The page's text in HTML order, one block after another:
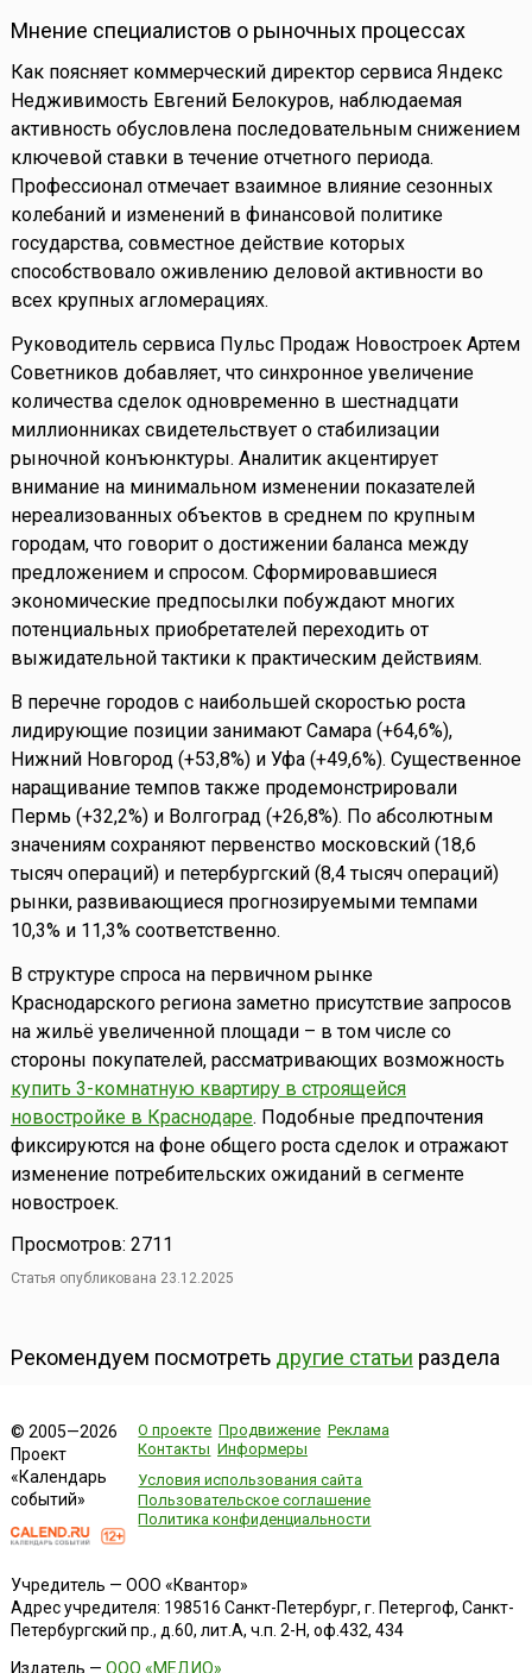
Мнение специалистов о рыночных процессах
Как поясняет коммерческий директор сервиса Яндекс
Недживимость Евгений Белокуров, наблюдаемая
активность обусловлена последовательным снижением
ключевой ставки в течение отчетного периода.
Профессионал отмечает взаимное влияние сезонных
колебаний и изменений в финансовой политике
государства, совместное действие которых
способствовало оживлению деловой активности во
всех крупных агломерациях.
Руководитель сервиса Пульс Продаж Новостроек Артем
Советников добавляет, что синхронное увеличение
количества сделок одновременно в шестнадцати
миллионниках свидетельствует о стабилизации
рыночной конъюнктуры. Аналитик акцентирует
внимание на минимальном изменении показателей
нереализованных объектов в среднем по крупным
городам, что говорит о достижении баланса между
предложением и спросом. Сформировавшиеся
экономические предпосылки побуждают многих
потенциальных приобретателей переходить от
выжидательной тактики к практическим действиям.
В перечне городов с наибольшей скоростью роста
лидирующие позиции занимают Самара (+64,6%),
Нижний Новгород (+53,8%) и Уфа (+49,6%). Существенное
наращивание темпов также продемонстрировали
Пермь (+32,2%) и Волгоград (+26,8%). По абсолютным
значениям сохраняют первенство московский (18,6
тысяч операций) и петербургский (8,4 тысяч операций)
рынки, развивающиеся прогнозируемыми темпами
10,3% и 11,3% соответственно.
В структуре спроса на первичном рынке
Краснодарского региона заметно присутствие запросов
на жильё увеличенной площади – в том числе со
стороны покупателей, рассматривающих возможность
купить 3-комнатную квартиру в строящейся
новостройке в Краснодаре. Подобные предпочтения
фиксируются на фоне общего роста сделок и отражают
изменение потребительских ожиданий в сегменте
новостроек.
Просмотров: 2711
Статья опубликована 23.12.2025
Рекомендуем посмотреть другие статьи раздела
© 2005—2026
Проект
«Календарь
событий»
О проекте Продвижение Реклама
Контакты Информеры
Условия использования сайта
Пользовательское соглашение
Политика конфиденциальности
Учредитель — ООО «Квантор»
Адрес учредителя: 198516 Санкт-Петербург, г. Петергоф, Санкт-
Петербургский пр., д.60, лит.А, ч.п. 2-Н, оф.432, 434
Издатель — ООО «МЕДИО»